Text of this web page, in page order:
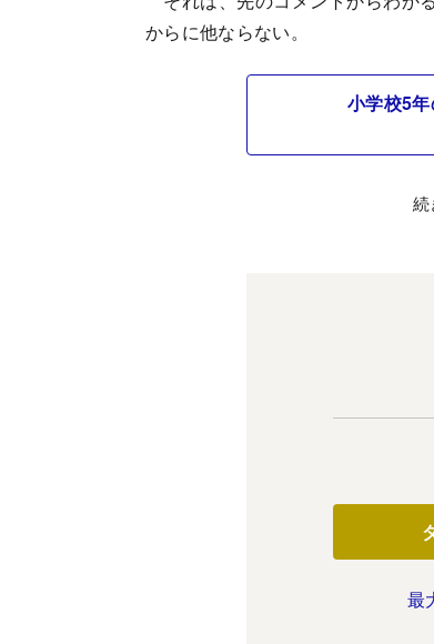
からに他ならない。
小学校5
続
最